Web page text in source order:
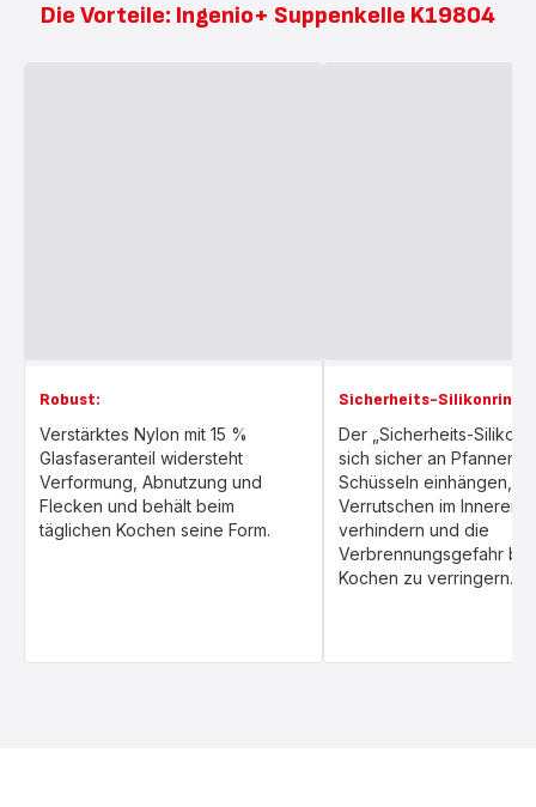
Die Vorteile: Ingenio+ Suppenkelle K19804
Robust:
Verstärktes Nylon mit 15 %
Glasfaseranteil widersteht
Verformung, Abnutzung und
Flecken und behält beim
täglichen Kochen seine Form.
Sicherheits-Silikonring:
Der „Sicherheits-
sich sicher an Pfannen
Schüsseln einhängen,
Verrutschen im Inneren
verhindern und die
Verbrennungsgefahr
Kochen zu verringern.